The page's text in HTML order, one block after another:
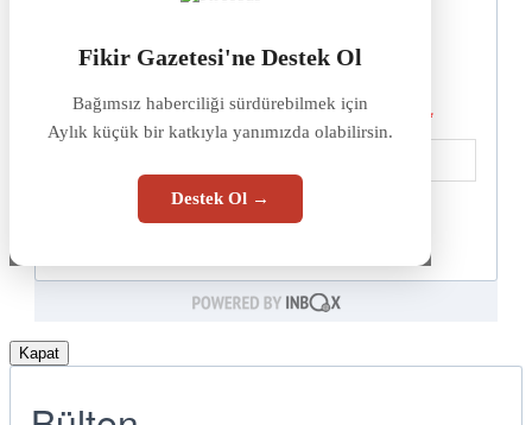
Fikir Gazetesi'ne Destek Ol
Bağımsız haberciliği sürdürebilmek için
Aylık küçük bir katkıyla yanımızda olabilirsin.
Destek Ol →
Kapat